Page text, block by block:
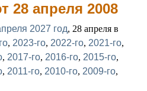
28 апреля 2008
2027 год, 28 апреля в
, 2023-го, 2022-го, 2021-го,
, 2017-го, 2016-го, 2015-го,
, 2011-го, 2010-го, 2009-го,